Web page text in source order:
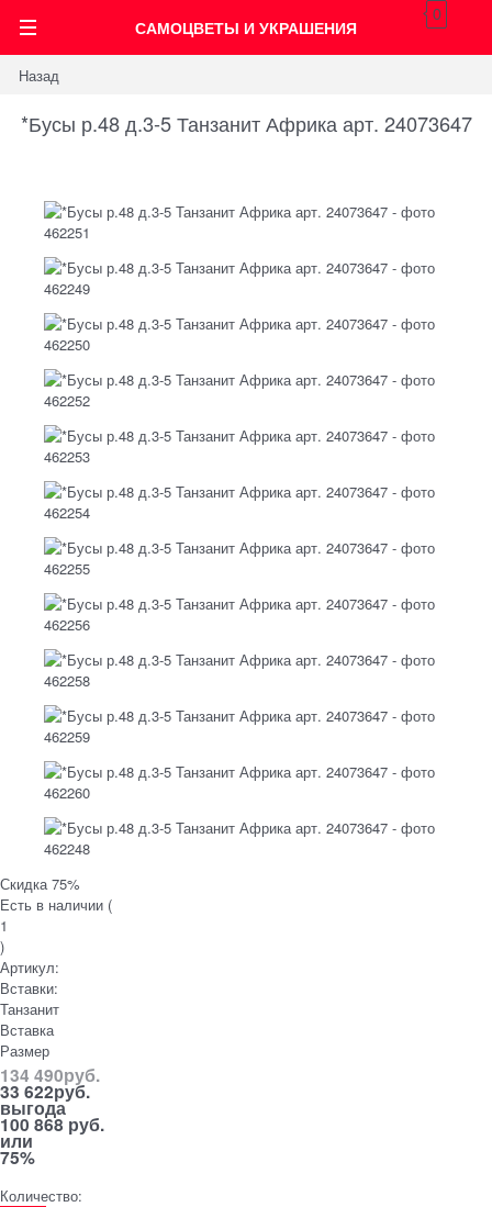
САМОЦВЕТЫ И УКРАШЕНИЯ
0
Назад
*Бусы р.48 д.3-5 Танзанит Африка арт. 24073647
Скидка 75%
Есть в наличии (
1
)
Артикул:
Вставки:
Танзанит
Вставка
Размер
134 490руб.
33 622руб.
выгода
100 868 руб.
или
75%
Количество: